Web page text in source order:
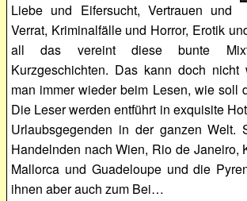
Liebe und Eifersucht, Vertrauen und
Verrat, Kriminalfälle und Horror, Erotik
all das vereint diese bunte
Kurzgeschichten. Das kann doch nicht
man immer wieder beim Lesen, wie soll
Die Leser werden entführt in exquisite
Urlaubsgegenden in der ganzen Welt.
Handelnden nach Wien, Rio de Janeiro,
Mallorca und Guadeloupe und die
ihnen aber auch zum Bei…